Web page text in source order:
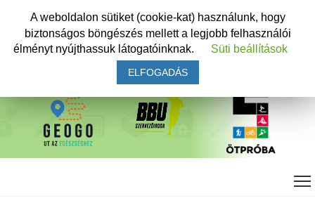
A weboldalon sütiket (cookie-kat) használunk, hogy
biztonságos böngészés mellett a legjobb felhasználói
élményt nyújthassuk látogatóinknak.
Süti beállítások
ELFOGADÁS